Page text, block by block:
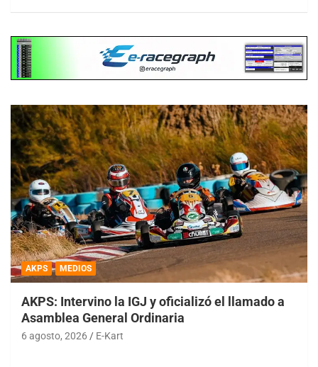
AKPS MEDIOS
AKPS: Intervino la IGJ y oficializó el llamado a
Asamblea General Ordinaria
6 agosto, 2026 E-Kart